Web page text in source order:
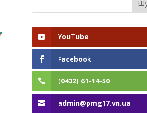
YouTube
Facebook
(0432) 61-14-50
admin@pmg17.vn.ua